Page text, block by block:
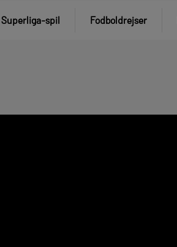
Superliga-spil Fodboldrejser